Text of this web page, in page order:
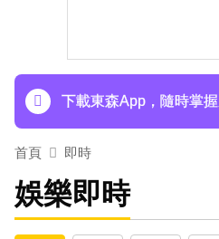
下載東森App，隨時掌握
首頁 即時
娛樂即時